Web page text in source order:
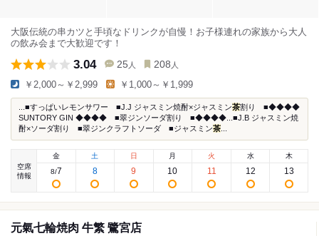
大阪伝統の串カツと手頃なドリンクが自慢！お子様連れの家族から大人
の飲み会まで大歓迎です！
3.04 25 人 208 人
￥2,000～￥2,999 ￥1,000～￥1,999
...■すっぱいレモンサワー ■J.J ジャスミン焼酎×ジャスミン茶割り ■◆◆◆◆
SUNTORY GIN ◆◆◆◆ ■翠ジンソーダ割り ■◆◆◆◆...■J.B ジャスミン焼
酎×ソーダ割り ■翠ジンクラフトソーダ ■ジャスミン茶
空席
情報
金
8/7
土
8
日
9
月
10
火
11
水
12
木
13
元氣七輪焼肉 牛繁 鷺宮店